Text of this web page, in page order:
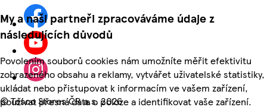
My a naši partneři zpracováváme údaje z
následujících důvodů
Povolením souborů cookies nám umožníte měřit efektivitu
zobrazeného obsahu a reklamy, vytvářet uživatelské statistiky,
ukládat nebo přistupovat k informacím ve vašem zařízení,
používat přesná data o poloze a identifikovat vaše zařízení.
©Tesco Stores ČR a.s. 2026